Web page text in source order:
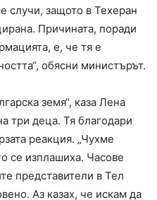
случи, защото в Техеран
Причината, поради
е, че тя е
обясни министърът.
земя“, каза Лена
три деца. Тя благодари
реакция. „Чухме
се изплашиха. Часове
представители в Тел
Аз казах, че искам да